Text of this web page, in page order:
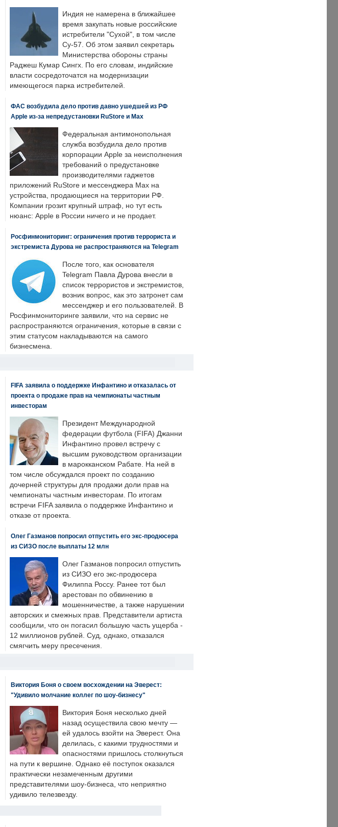
Индия не намерена в ближайшее
время закупать новые российские
истребители "Сухой", в том числе
Су-57. Об этом заявил секретарь
Министерства обороны страны
Раджеш Кумар Сингх. По его словам, индийские
власти сосредоточатся на модернизации
имеющегося парка истребителей.
ФАС возбудила дело против давно ушедшей из РФ
Apple из-за непредустановки RuStore и Max
Федеральная антимонопольная
служба возбудила дело против
корпорации Apple за неисполнения
требований о предустановке
производителями гаджетов
приложений RuStore и мессенджера Max на
устройства, продающиеся на территории РФ.
Компании грозит крупный штраф, но тут есть
нюанс: Apple в России ничего и не продает.
Росфинмониторинг: ограничения против террориста и
экстремиста Дурова не распространяются на Telegram
После того, как основателя
Telegram Павла Дурова внесли в
список террористов и экстремистов,
возник вопрос, как это затронет сам
мессенджер и его пользователей. В
Росфинмониторинге заявили, что на сервис не
распространяются ограничения, которые в связи с
этим статусом накладываются на самого
бизнесмена.
FIFA заявила о поддержке Инфантино и отказалась от
проекта о продаже прав на чемпионаты частным
инвесторам
Президент Международной
федерации футбола (FIFA) Джанни
Инфантино провел встречу с
высшим руководством организации
в марокканском Рабате. На ней в
том числе обсуждался проект по созданию
дочерней структуры для продажи доли прав на
чемпионаты частным инвесторам. По итогам
встречи FIFA заявила о поддержке Инфантино и
отказе от проекта.
Олег Газманов попросил отпустить его экс-продюсера
из СИЗО после выплаты 12 млн
Олег Газманов попросил отпустить
из СИЗО его экс-продюсера
Филиппа Россу. Ранее тот был
арестован по обвинению в
мошенничестве, а также нарушении
авторских и смежных прав. Представители артиста
сообщили, что он погасил большую часть ущерба -
12 миллионов рублей. Суд, однако, отказался
смягчить меру пресечения.
Виктория Боня о своем восхождении на Эверест:
"Удивило молчание коллег по шоу-бизнесу"
Виктория Боня несколько дней
назад осуществила свою мечту —
ей удалось взойти на Эверест. Она
делилась, с какими трудностями и
опасностями пришлось столкнуться
на пути к вершине. Однако её поступок оказался
практически незамеченным другими
представителями шоу-бизнеса, что неприятно
удивило телезвезду.